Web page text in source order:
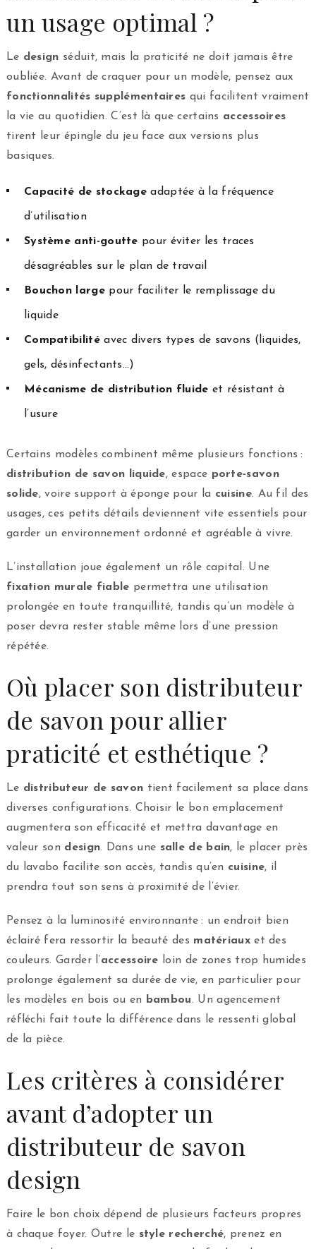
un usage optimal ?
Le design séduit, mais la praticité ne doit jamais être
oubliée. Avant de craquer pour un modèle, pensez aux
fonctionnalités supplémentaires qui facilitent vraiment
la vie au quotidien. C’est là que certains accessoires
tirent leur épingle du jeu face aux versions plus
basiques.
Capacité de stockage adaptée à la fréquence
d’utilisation
Système anti-goutte pour éviter les traces
désagréables sur le plan de travail
Bouchon largepour faciliter le remplissage du
liquide
Compatibilitéavec divers types de savons (liquides,
gels, désinfectants…)
Mécanisme de distribution fluide et résistant à
l’usure
Certains modèles combinent même plusieurs fonctions :
distribution de savon liquide, espace porte-savon
solide, voire support à éponge pour la cuisine. Au fil des
usages, ces petits détails deviennent vite essentiels pour
garder un environnement ordonné et agréable à vivre.
L’installation joue également un rôle capital. Une
fixation murale fiable permettra une utilisation
prolongée en toute tranquillité, tandis qu’un modèle à
poser devra rester stable même lors d’une pression
répétée.
Où placer son distributeur
de savon pour allier
praticité et esthétique ?
Le distributeur de savon tient facilement sa place dans
diverses configurations. Choisir le bon emplacement
augmentera son efficacité et mettra davantage en
valeur son design. Dans une salle de bain, le placer près
du lavabo facilite son accès, tandis qu’en cuisine, il
prendra tout son sens à proximité de l’évier.
Pensez à la luminosité environnante : un endroit bien
éclairé fera ressortir la beauté des matériauxet des
couleurs. Garder l’accessoire loin de zones trop humides
prolonge également sa durée de vie, en particulier pour
les modèles en bois ou en bambou. Un agencement
réfléchi fait toute la différence dans le ressenti global
de la pièce.
Les critères à considérer
avant d’adopter un
distributeur de savon
design
Faire le bon choix dépend de plusieurs facteurs propres
à chaque foyer. Outre le style recherché, prenez en